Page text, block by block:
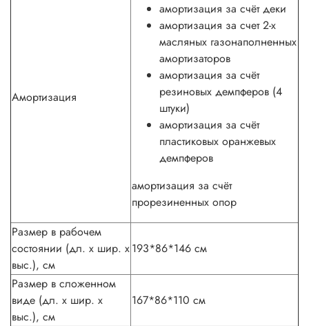
Амортизация
амортизация за счёт деки
амортизация за счет 2-х
масляных газонаполненных
амортизаторов
амортизация за счёт
резиновых демпферов (4
штуки)
амортизация за счёт
пластиковых оранжевых
демпферов
амортизация за счёт
прорезиненных опор
Размер в рабочем
состоянии (дл. х шир. х
выс.), см
193*86*146 см
Размер в сложенном
виде (дл. х шир. х
выс.), см
167*86*110 см